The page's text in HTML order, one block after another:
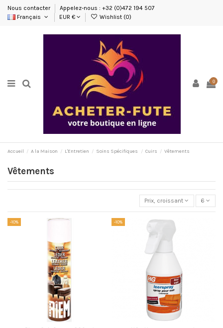
Nous contacter
Appelez-nous : +32 (0)472 194 507
Français
EUR € Wishlist (0)
0
Accueil A la Maison L'Entretien Soins Spécifiques Cuirs Vêtements
Vêtements
Prix, croissant 6
-10% -10%